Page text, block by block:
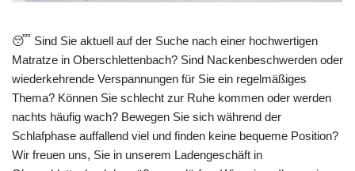
😴 Sind Sie aktuell auf der Suche nach einer hochwertigen
Matratze in Oberschlettenbach? Sind Nackenbeschwerden oder
wiederkehrende Verspannungen für Sie ein regelmäßiges
Thema? Können Sie schlecht zur Ruhe kommen oder werden
nachts häufig wach? Bewegen Sie sich während der
Schlafphase auffallend viel und finden keine bequeme Position?
Wir freuen uns, Sie in unserem Ladengeschäft in